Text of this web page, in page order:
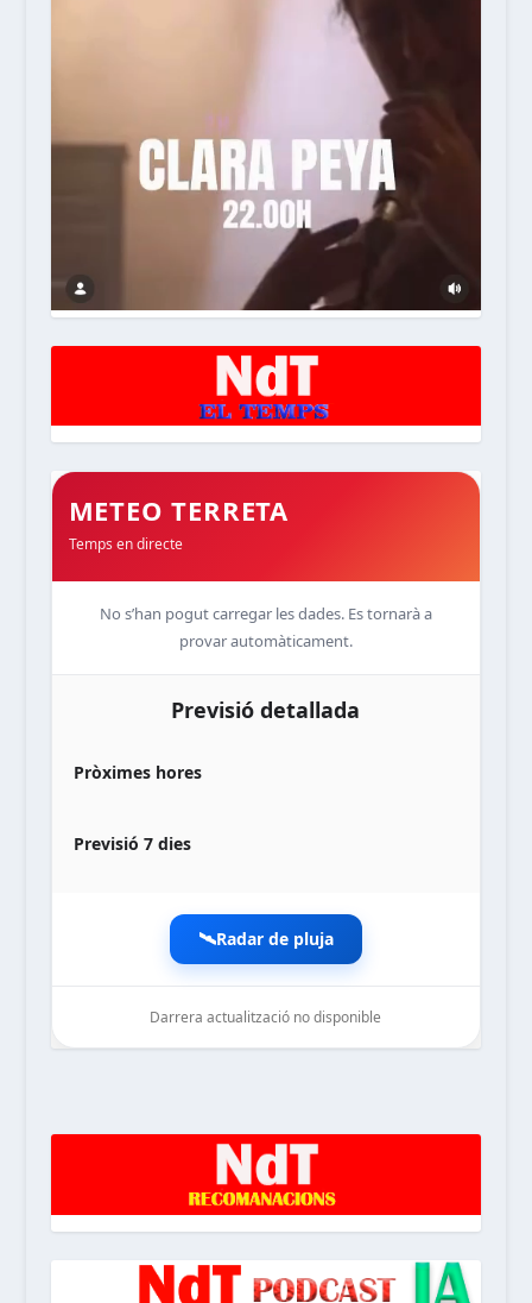
METEO TERRETA
Temps en directe
No s’han pogut carregar les dades. Es tornarà a
provar automàticament.
Previsió detallada
Pròximes hores
Previsió 7 dies
🛰️Radar de pluja
Darrera actualització no disponible